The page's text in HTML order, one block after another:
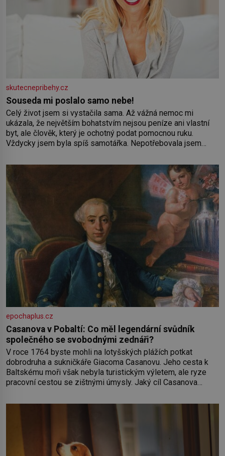
skutecnepribehy.cz
Souseda mi poslalo samo nebe!
Celý život jsem si vystačila sama. Až vážná nemoc mi
ukázala, že největším bohatstvím nejsou peníze ani vlastní
byt, ale člověk, který je ochotný podat pomocnou ruku.
Vždycky jsem byla spíš samotářka. Nepotřebovala jsem
práce a hlavně klid. Hned po studiích jsem odešla z rodného
epochaplus.cz
Casanova v Pobaltí: Co měl legendární svůdník
společného se svobodnými zednáři?
V roce 1764 byste mohli na lotyšských plážích potkat
dobrodruha a sukničkáře Giacoma Casanovu. Jeho cesta k
Baltskému moři však nebyla turistickým výletem, ale ryze
pracovní cestou se zištnými úmysly. Jaký cíl Casanova
Rigy? Casanova v Pobaltí kontaktoval tamní zednářské lóže.
Nebyl v této oblasti žádným nováčkem, protože do